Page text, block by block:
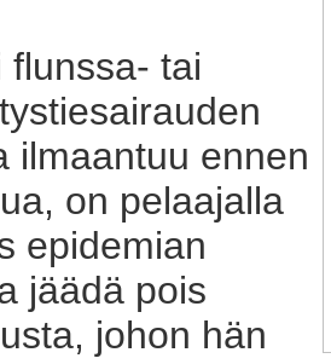
flunssa- tai
ilmaantuu ennen
on pelaajalla
epidemian
jäädä pois
johon hän